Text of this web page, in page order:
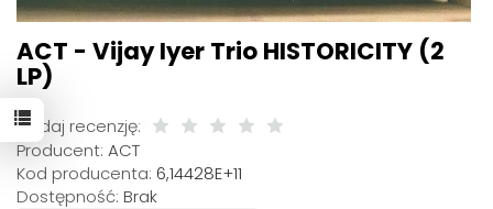
ACT - Vijay Iyer Trio HISTORICITY (2
LP)
Dodaj recenzję:
Producent: ACT
Kod producenta: 6,14428E+11
Dostępność: Brak